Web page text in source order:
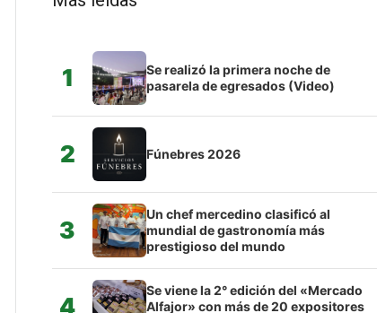
1
Se realizó la primera noche de
pasarela de egresados (Video)
2 Fúnebres 2026
3
Un chef mercedino clasificó al
mundial de gastronomía más
prestigioso del mundo
4
Se viene la 2° edición del «Mercado
Alfajor» con más de 20 expositores